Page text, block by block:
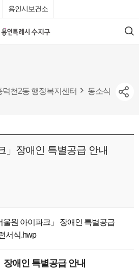
용인시보건소
검
색
덕천2동 행정복지센터 동소식
」장애인 특별공급 안내
울원 아이파크」 장애인 특별공급
서식.hwp
장애인 특별공급 안내